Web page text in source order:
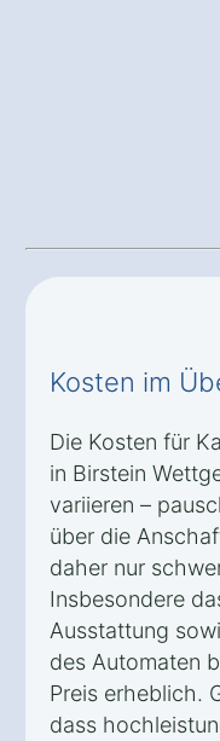
Kosten im
Die Kosten für
in Birstein
variieren –
über die
daher nur
Insbesondere
Ausstattung
des Automaten
Preis erheblich.
dass